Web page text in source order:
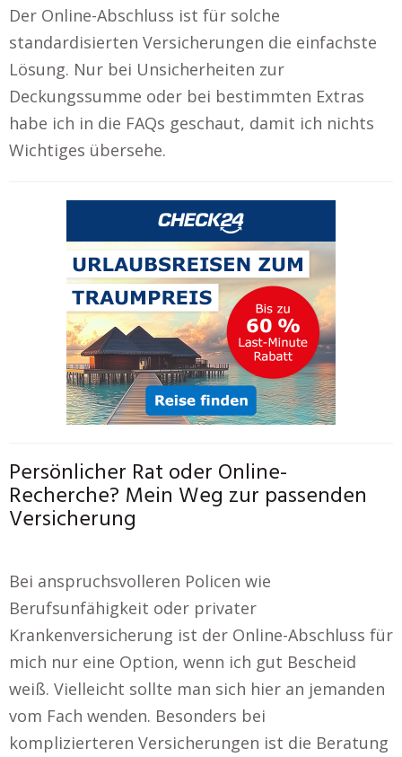
Der Online-Abschluss ist für solche
standardisierten Versicherungen die einfachste
Lösung. Nur bei Unsicherheiten zur
Deckungssumme oder bei bestimmten Extras
habe ich in die FAQs geschaut, damit ich nichts
Wichtiges übersehe.
Persönlicher Rat oder Online-
Recherche? Mein Weg zur passenden
Versicherung
Bei anspruchsvolleren Policen wie
Berufsunfähigkeit oder privater
Krankenversicherung ist der Online-Abschluss für
mich nur eine Option, wenn ich gut Bescheid
weiß. Vielleicht sollte man sich hier an jemanden
vom Fach wenden. Besonders bei
komplizierteren Versicherungen ist die Beratung